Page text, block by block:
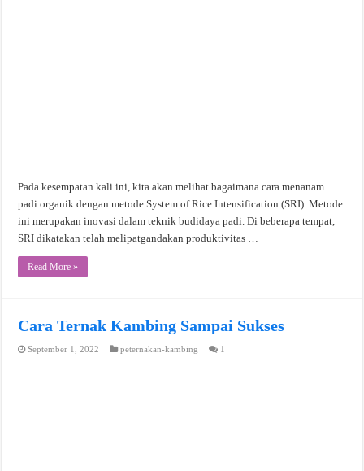
Pada kesempatan kali ini, kita akan melihat bagaimana cara menanam
padi organik dengan metode System of Rice Intensification (SRI). Metode
ini merupakan inovasi dalam teknik budidaya padi. Di beberapa tempat,
SRI dikatakan telah melipatgandakan produktivitas …
Read More »
Cara Ternak Kambing Sampai Sukses
September 1, 2022 peternakan-kambing 1